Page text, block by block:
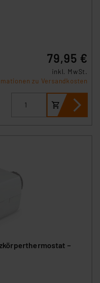
79,95 €
inkl. MwSt.
zu Versandkosten
–